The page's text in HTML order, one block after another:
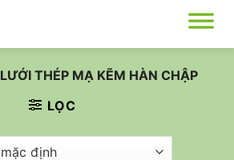
LƯỚI THÉP MẠ KẼM HÀN CHẬP
LỌC